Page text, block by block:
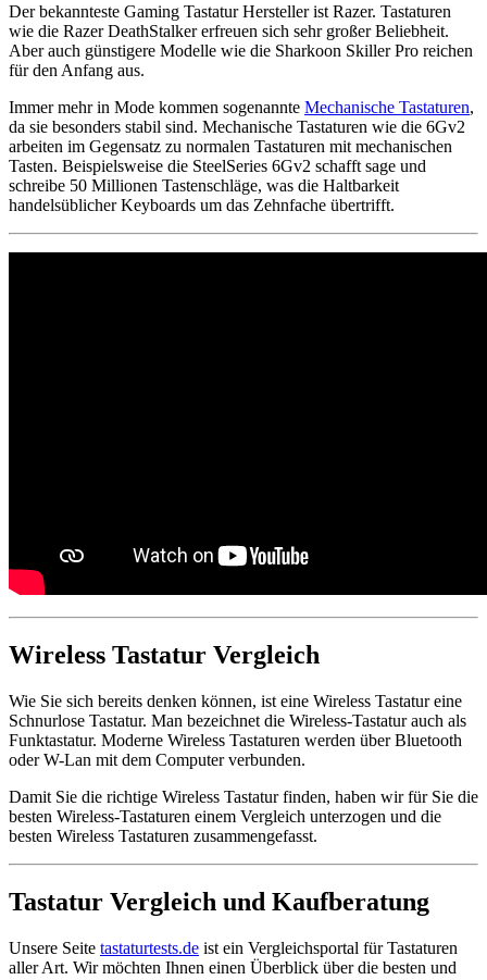
Der bekannteste Gaming Tastatur Hersteller ist Razer. Tastaturen
wie die Razer DeathStalker erfreuen sich sehr großer Beliebheit.
Aber auch günstigere Modelle wie die Sharkoon Skiller Pro reichen
für den Anfang aus.
Immer mehr in Mode kommen sogenannte Mechanische Tastaturen,
da sie besonders stabil sind. Mechanische Tastaturen wie die 6Gv2
arbeiten im Gegensatz zu normalen Tastaturen mit mechanischen
Tasten. Beispielsweise die SteelSeries 6Gv2 schafft sage und
schreibe 50 Millionen Tastenschläge, was die Haltbarkeit
handelsüblicher Keyboards um das Zehnfache übertrifft.
Wireless Tastatur Vergleich
Wie Sie sich bereits denken können, ist eine Wireless Tastatur eine
Schnurlose Tastatur. Man bezeichnet die Wireless-Tastatur auch als
Funktastatur. Moderne Wireless Tastaturen werden über Bluetooth
oder W-Lan mit dem Computer verbunden.
Damit Sie die richtige Wireless Tastatur finden, haben wir für Sie die
besten Wireless-Tastaturen einem Vergleich unterzogen und die
besten Wireless Tastaturen zusammengefasst.
Tastatur Vergleich und Kaufberatung
Unsere Seite tastaturtests.de ist ein Vergleichsportal für Tastaturen
aller Art. Wir möchten Ihnen einen Überblick über die besten und